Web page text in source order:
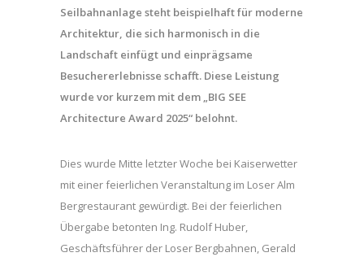
Seilbahnanlage steht beispielhaft für moderne
Architektur, die sich harmonisch in die
Landschaft einfügt und einprägsame
Besuchererlebnisse schafft. Diese Leistung
wurde vor kurzem mit dem „BIG SEE
Architecture Award 2025“ belohnt.
Dies wurde Mitte letzter Woche bei Kaiserwetter
mit einer feierlichen Veranstaltung im Loser Alm
Bergrestaurant gewürdigt. Bei der feierlichen
Übergabe betonten Ing. Rudolf Huber,
Geschäftsführer der Loser Bergbahnen, Gerald